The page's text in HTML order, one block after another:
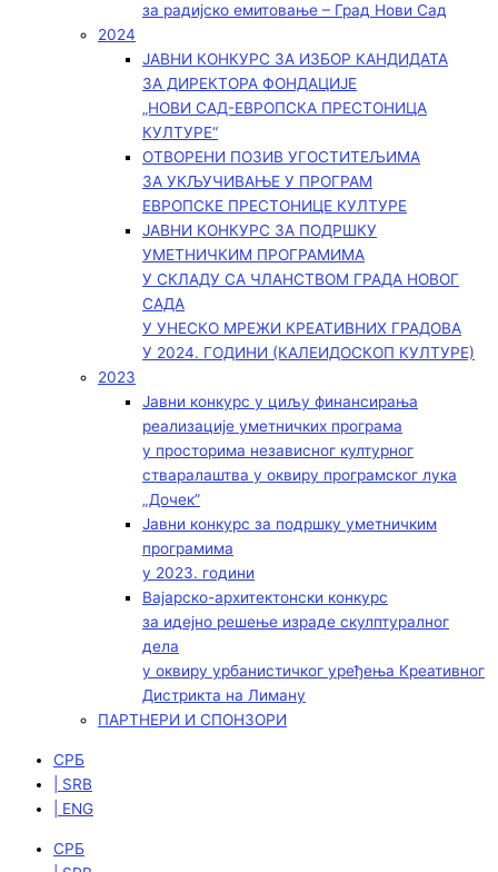
за радијско емитовање – Град Нови Сад
2024
ЈАВНИ КОНКУРС ЗА ИЗБОР КАНДИДАТА
ЗА ДИРЕКТОРА ФОНДАЦИЈЕ
„НОВИ САД-ЕВРОПСКА ПРЕСТОНИЦА
КУЛТУРЕ“
ОТВОРЕНИ ПОЗИВ УГОСТИТЕЉИМА
ЗА УКЉУЧИВАЊЕ У ПРОГРАМ
ЕВРОПСКЕ ПРЕСТОНИЦЕ КУЛТУРЕ
ЈАВНИ КОНКУРС ЗА ПОДРШКУ
УМЕТНИЧКИМ ПРОГРАМИМА
У СКЛАДУ СА ЧЛАНСТВОМ ГРАДА НОВОГ
САДА
У УНЕСКО МРЕЖИ КРЕАТИВНИХ ГРАДОВА
У 2024. ГОДИНИ (КАЛЕИДОСКОП КУЛТУРЕ)
2023
Јавни конкурс у циљу финансирања
реализације уметничких програма
у просторима независног културног
стваралаштва у оквиру програмског лука
„Дочек”
Јавни конкурс за подршку уметничким
програмима
у 2023. години
Вајарско-архитектонски конкурс
за идејно решење израде скулптуралног
дела
у оквиру урбанистичког уређења Креативног
Дистрикта на Лиману
ПАРТНЕРИ И СПОНЗОРИ
СРБ
| SRB
| ENG
СРБ